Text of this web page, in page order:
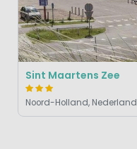
Sint Maartens Zee
Noord-Holland, Nederland